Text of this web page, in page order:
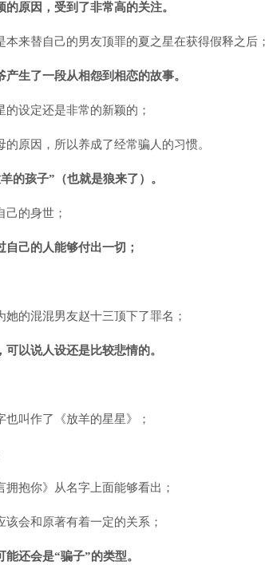
原因，受到了非常高的关注。
本来替自己的男友顶罪的夏之星在获得假释之后；
生了一段从相怨到相恋的故事。
设定还是非常的新颖的；
的原因，所以养成了经常骗人的习惯。
的孩子”（也就是狼来了）。
己的身世；
己的人能够付出一切；
她的混混男友赵十三顶下了罪名；
以说人设还是比较悲情的。
也叫作了《放羊的星星》；
拥抱你》从名字上面能够看出；
该会和原著有着一定的关系；
还会是“骗子”的类型。